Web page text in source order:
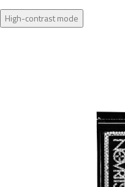
High-contrast mode